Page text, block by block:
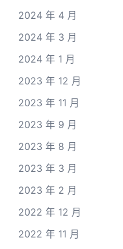
2024 年 4 月
2024 年 3 月
2024 年 1 月
2023 年 12 月
2023 年 11 月
2023 年 9 月
2023 年 8 月
2023 年 3 月
2023 年 2 月
2022 年 12 月
2022 年 11 月